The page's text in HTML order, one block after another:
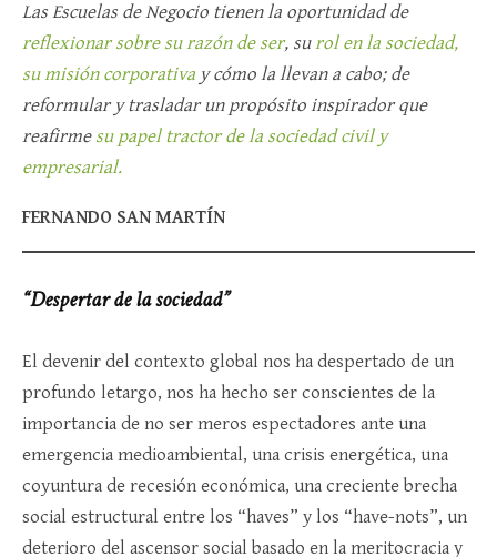
Las Escuelas de Negocio tienen la oportunidad de
reflexionar sobre su razón de ser, surol en la sociedad,
su misión corporativa y cómo la llevan a cabo; de
reformular y trasladar un propósito inspirador que
reafirme su papel tractor de la sociedad civil y
empresarial.
FERNANDO SAN MARTÍN
“Despertar de la sociedad”
El devenir del contexto global nos ha despertado de un
profundo letargo, nos ha hecho ser conscientes de la
importancia de no ser meros espectadores ante una
emergencia medioambiental, una crisis energética, una
coyuntura de recesión económica, una creciente brecha
social estructural entre los “haves” y los “have-nots”, un
deterioro del ascensor social basado en la meritocracia y